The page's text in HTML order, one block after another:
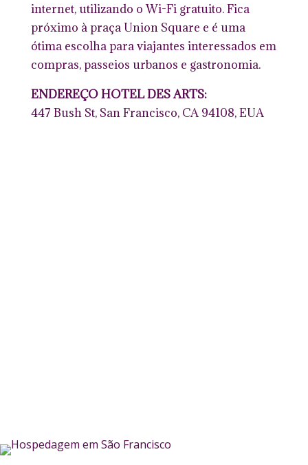
internet, utilizando o Wi-Fi gratuito. Fica
próximo à praça Union Square e é uma
ótima escolha para viajantes interessados em
compras, passeios urbanos e gastronomia.
ENDEREÇO HOTEL DES ARTS:
447 Bush St, San Francisco, CA 94108, EUA